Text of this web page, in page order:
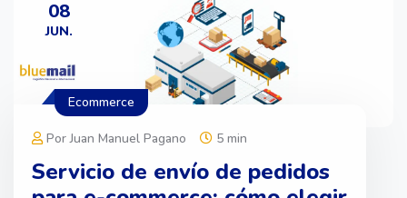
08
JUN.
Por Juan Manuel Pagano 5 min
Servicio de envío de pedidos
Ecommerce